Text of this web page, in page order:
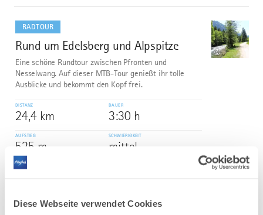
Diese Webseite verwendet Cookies
RADTOUR
2
Rund um Edelsberg und Alpspitze
©
Eine schöne Rundtour zwischen Pfronten und
Nesselwang. Auf dieser MTB-Tour genießt ihr tolle
Ausblicke und bekommt den Kopf frei.
DISTANZ
24,4 km
DAUER
3:30 h
AUFSTIEG
525 m
SCHWIERIGKEIT
mittel
dazu
mehr